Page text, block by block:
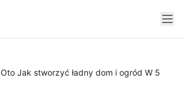
Oto Jak stworzyć ładny dom i ogród W 5